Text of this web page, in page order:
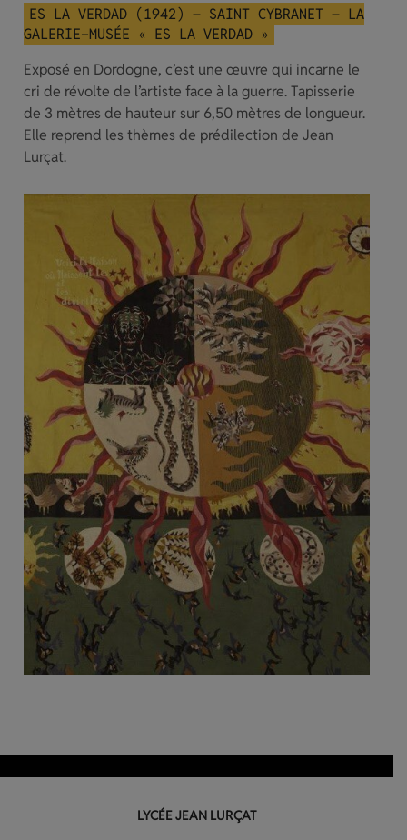
ES LA VERDAD (1942) – SAINT CYBRANET – LA
GALERIE-MUSÉE « ES LA VERDAD »
Exposé en Dordogne, c’est une œuvre qui incarne le
cri de révolte de l’artiste face à la guerre. Tapisserie
de 3 mètres de hauteur sur 6,50 mètres de longueur.
Elle reprend les thèmes de prédilection de Jean
Lurçat.
LYCÉE JEAN LURÇAT